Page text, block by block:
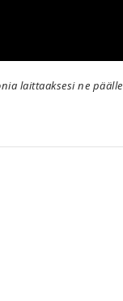
laittaaksesi ne